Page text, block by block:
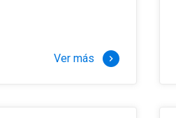
Ver más keyboard_arrow_right